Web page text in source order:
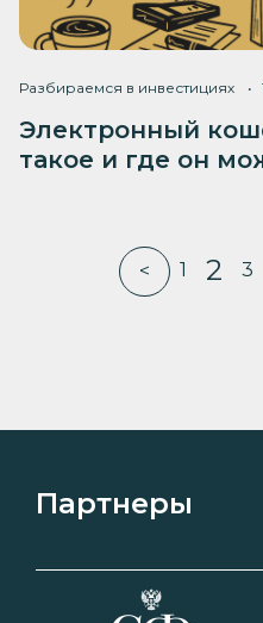
Разбираемся в инвестициях
Электронный
такое и где он
< 1 2 3
Партнеры